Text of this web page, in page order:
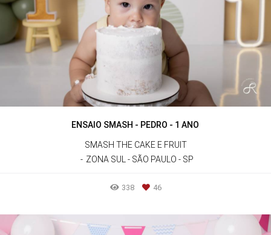
ENSAIO SMASH - PEDRO - 1 ANO
SMASH THE CAKE E FRUIT
ZONA SUL - SÃO PAULO - SP
338 46